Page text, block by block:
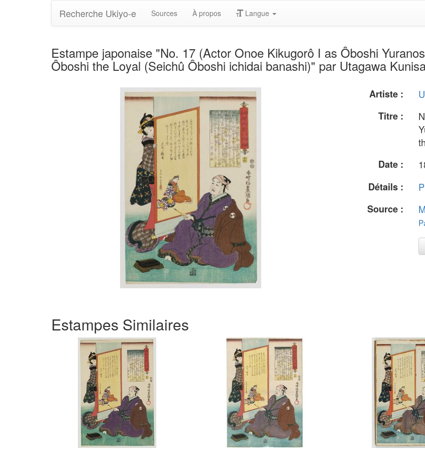
Recherche Ukiyo-e Sources À propos Langue
Estampe japonaise "No. 17 (Actor Onoe Kikugorô I as Ôboshi
Ôboshi the Loyal (Seichû Ôboshi ichidai banashi)" par Utagawa
Artiste :
Titre :
Date :
Détails :
Source :
Estampes Similaires